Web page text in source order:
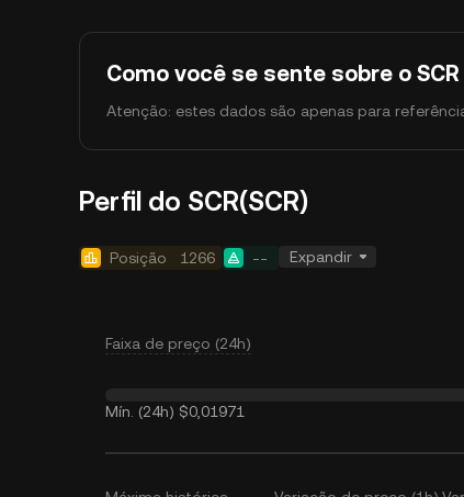
Como você se sente sobre o SCR
Atenção: estes dados são apenas para
Perfil do SCR(SCR)
Posição 1266 -- Expandir
Faixa de preço (24h)
Mín. (24h) $0,01971